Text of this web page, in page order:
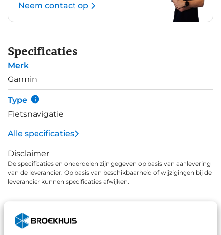
Neem contact op
Specificaties
Merk
Garmin
Type
Fietsnavigatie
Alle specificaties
Disclaimer
De specificaties en onderdelen zijn gegeven op basis van aanlevering
van de leverancier. Op basis van beschikbaarheid of wijzigingen bij de
leverancier kunnen specificaties afwijken.